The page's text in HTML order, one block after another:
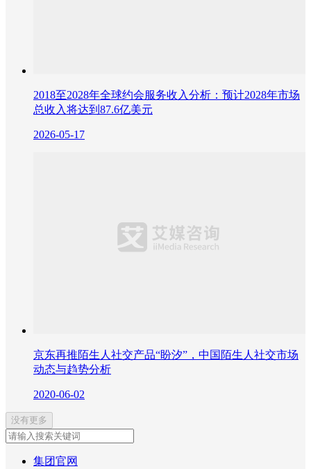
2018至2028年全球约会服务收入分析：预计2028年市场
总收入将达到87.6亿美元
2026-05-17
京东再推陌生人社交产品“盼汐”，中国陌生人社交市场
动态与趋势分析
2020-06-02
没有更多
集团官网